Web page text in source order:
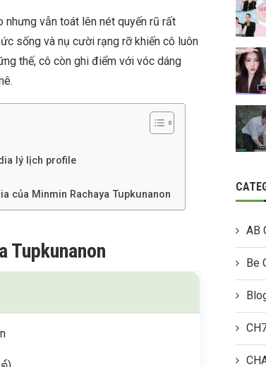
nhưng vẫn toát lên nét quyến rũ rất
sống và nụ cười rạng rỡ khiến cô luôn
thế, cô còn ghi điểm với vóc dáng
lý lịch profile
của Minmin Rachaya Tupkunanon
Tupkunanon
AB
Be